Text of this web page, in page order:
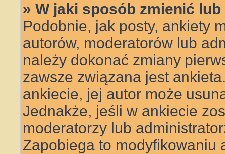
» W jaki sposób zmienić
Podobnie, jak posty, ankiety
autorów, moderatorów lub
należy dokonać zmiany
zawsze związana jest
ankiecie, jej autor może
Jednakże, jeśli w ankiecie
moderatorzy lub
Zapobiega to modyfikowaniu